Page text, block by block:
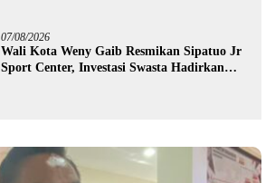
07/08/2026
Wali Kota Weny Gaib Resmikan Sipatuo Jr
Sport Center, Investasi Swasta Hadirkan